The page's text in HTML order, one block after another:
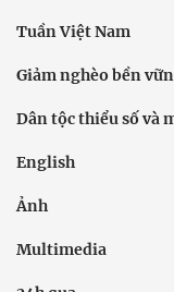
Tuần Việt Nam
Giảm nghèo bền
Dân tộc thiểu số và
English
Ảnh
Multimedia